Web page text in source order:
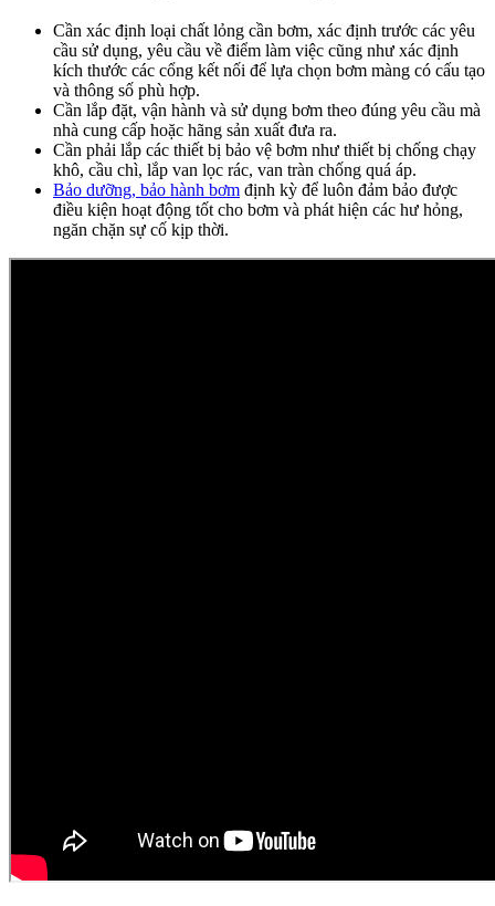
Cần xác định loại chất lỏng cần bơm, xác định trước các yêu
cầu sử dụng, yêu cầu về điểm làm việc cũng như xác định
kích thước các cổng kết nối để lựa chọn bơm màng có cấu tạo
và thông số phù hợp.
Cần lắp đặt, vận hành và sử dụng bơm theo đúng yêu cầu mà
nhà cung cấp hoặc hãng sản xuất đưa ra.
Cần phải lắp các thiết bị bảo vệ bơm như thiết bị chống chạy
khô, cầu chì, lắp van lọc rác, van tràn chống quá áp.
Bảo dưỡng, bảo hành bơm định kỳ để luôn đảm bảo được
điều kiện hoạt động tốt cho bơm và phát hiện các hư hỏng,
ngăn chặn sự cố kịp thời.